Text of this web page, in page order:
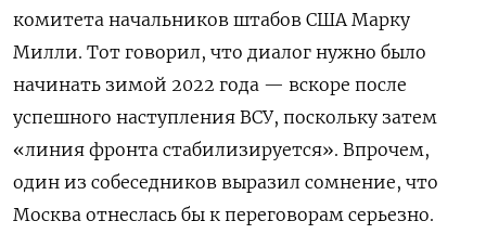
комитета начальников штабов США Марку
Милли. Тот говорил, что диалог нужно было
начинать зимой 2022 года — вскоре после
успешного наступления ВСУ, поскольку затем
«линия фронта стабилизируется». Впрочем,
один из собеседников выразил сомнение, что
Москва отнеслась бы к переговорам серьезно.